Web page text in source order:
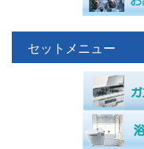
セットメニュー